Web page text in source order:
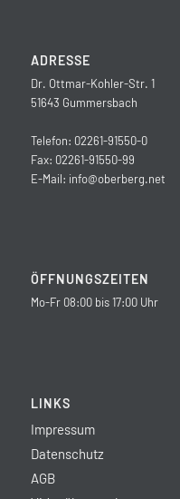
ADRESSE
Dr. Ottmar-Kohler-Str. 1
51643 Gummersbach
Telefon: 02261-91550-0
Fax: 02261-91550-99
E-Mail: info@oberberg.net
ÖFFNUNGSZEITEN
Mo-Fr 08:00 bis 17:00 Uhr
LINKS
Impressum
Datenschutz
AGB